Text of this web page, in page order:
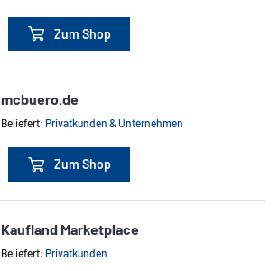
Zum Shop
mcbuero.de
Beliefert:Privatkunden & Unternehmen
Zum Shop
Kaufland Marketplace
Beliefert:Privatkunden